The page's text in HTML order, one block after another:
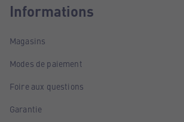
Informations
Magasins
Modes de paiement
Foire aux questions
Garantie